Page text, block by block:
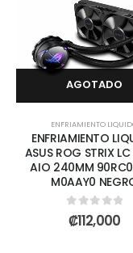
AGOTADO
ENFRIAMIENTO
ENFRIAMIENTO
ASUS ROG STRIX
AIO 240MM
M0AAY0
0out of 5
₡112,000